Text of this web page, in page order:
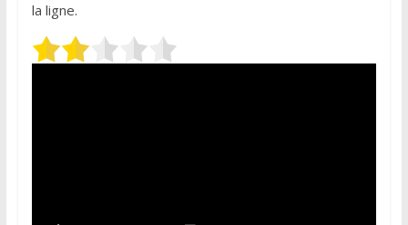
la ligne.